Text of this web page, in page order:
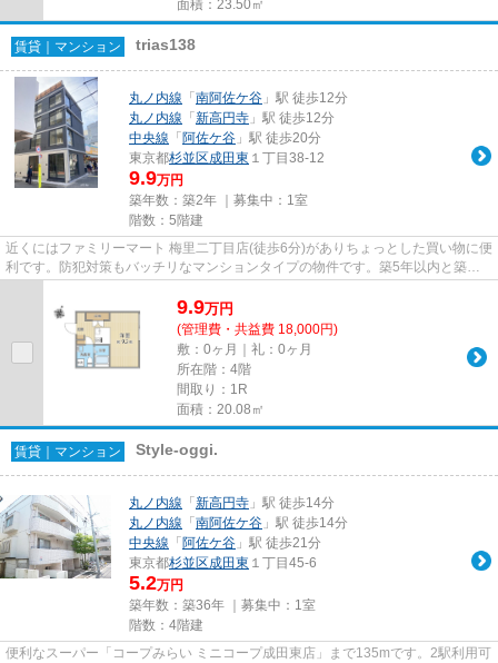
面積：23.50㎡
賃貸｜マンション trias138
丸ノ内線 「 南阿佐ケ谷 」駅 徒歩12分
丸ノ内線 「 新高円寺 」駅 徒歩12分
中央線 「 阿佐ケ谷 」駅 徒歩20分
東京都杉並区成田東 １丁目38-12
9.9万円
築年数：築2年 ｜募集中： 1室
階数：5階建
近くにはファミリーマート 梅里二丁目店(徒歩6分)がありちょっとした買い物に便
利です。防犯対策もバッチリなマンションタイプの物件です。築5年以内と築浅
9.9万円
(管理費・共益費 18,000円)
敷：0ヶ月｜礼：0ヶ月
所在階：4階
間取り：1R
面積：20.08㎡
賃貸｜マンション Style-oggi.
丸ノ内線 「 新高円寺 」駅 徒歩14分
丸ノ内線 「 南阿佐ケ谷 」駅 徒歩14分
中央線 「 阿佐ケ谷 」駅 徒歩21分
東京都杉並区成田東 １丁目45-6
5.2万円
築年数：築36年 ｜募集中： 1室
階数：4階建
便利なスーパー「コープみらい ミニコープ成田東店」まで135mです。2駅利用可